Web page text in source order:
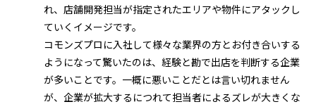
れ、店舗開発担当が指定されたエリアや物件にアタックし
ていくイメージです。
コモンズプロに入社して様々な業界の方とお付き合いする
ようになって驚いたのは、経験と勘で出店を判断する企業
が多いことです。一概に悪いことだとは言い切れません
が、企業が拡大するにつれて担当者によるズレが大きくな